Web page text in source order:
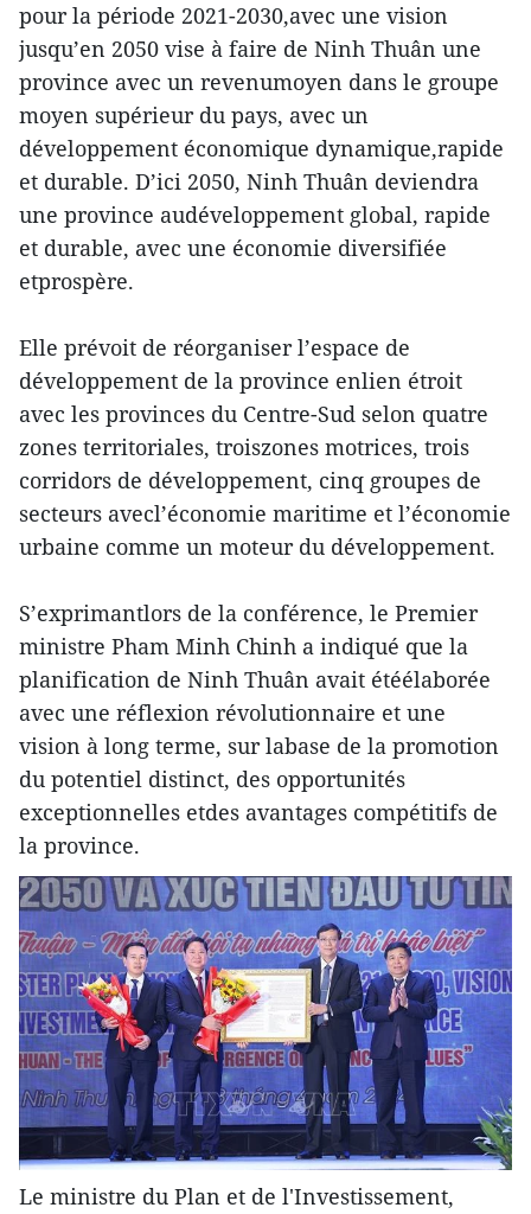
pour la période 2021-2030,avec une vision
jusqu’en 2050 vise à faire de Ninh Thuân une
province avec un revenumoyen dans le groupe
moyen supérieur du pays, avec un
développement économique dynamique,rapide
et durable. D’ici 2050, Ninh Thuân deviendra
une province audéveloppement global, rapide
et durable, avec une économie diversifiée
etprospère.
Elle prévoit de réorganiser l’espace de
développement de la province enlien étroit
avec les provinces du Centre-Sud selon quatre
zones territoriales, troiszones motrices, trois
corridors de développement, cinq groupes de
secteurs avecl’économie maritime et l’économie
urbaine comme un moteur du développement.
S’exprimantlors de la conférence, le Premier
ministre Pham Minh Chinh a indiqué que la
planification de Ninh Thuân avait étéélaborée
avec une réflexion révolutionnaire et une
vision à long terme, sur labase de la promotion
du potentiel distinct, des opportunités
exceptionnelles etdes avantages compétitifs de
la province.
Le ministre du Plan et de l'Investissement,